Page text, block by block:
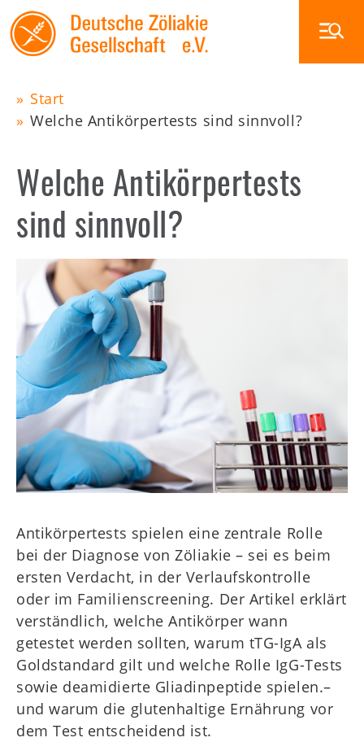
Skip
to
main
Main
navigation
Ernährung
Glutenfrei außer Haus
Veranstaltungen
Die DZG
Publikationen
Zöliakiegruppen
Shop
WZT
Kids
Mitgliederbereich
Pfadnavigation
Start
Welche Antikörpertests sind sinnvoll?
Welche Antikörpertests
sind sinnvoll?
Antikörpertests spielen eine zentrale Rolle
bei der Diagnose von Zöliakie – sei es beim
ersten Verdacht, in der Verlaufskontrolle
oder im Familienscreening. Der Artikel erklärt
verständlich, welche Antikörper wann
getestet werden sollten, warum tTG-IgA als
Goldstandard gilt und welche Rolle IgG-Tests
sowie deamidierte Gliadinpeptide spielen.–
und warum die glutenhaltige Ernährung vor
dem Test entscheidend ist.